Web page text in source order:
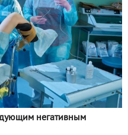
негативным